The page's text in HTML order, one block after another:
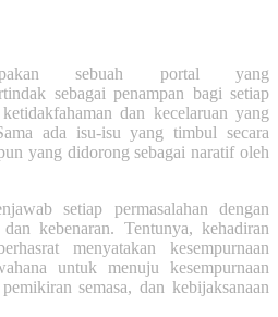
sebuah portal yang
sebagai penampan bagi setiap
dan kecelaruan yang
ada isu-isu yang timbul secara
yang didorong sebagai naratif oleh
setiap permasalahan dengan
kebenaran. Tentunya, kehadiran
menyatakan kesempurnaan
untuk menuju kesempurnaan
semasa, dan kebijaksanaan